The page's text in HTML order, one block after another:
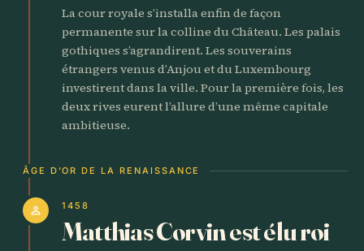
La cour royale s’installa enfin de façon
permanente sur la colline du Château. Les palais
gothiques s’agrandirent. Les souverains
étrangers venus d’Anjou et du Luxembourg
investirent dans la ville. Pour la première fois, les
deux rives eurent l’allure d’une même capitale
ambitieuse.
ÂGE D’OR DE LA RENAISSANCE
person 1458
Matthias Corvin est élu roi